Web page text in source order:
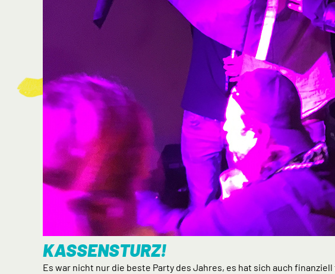
KASSENSTURZ!
Es war nicht nur die beste Party des Jahres, es hat sich auch